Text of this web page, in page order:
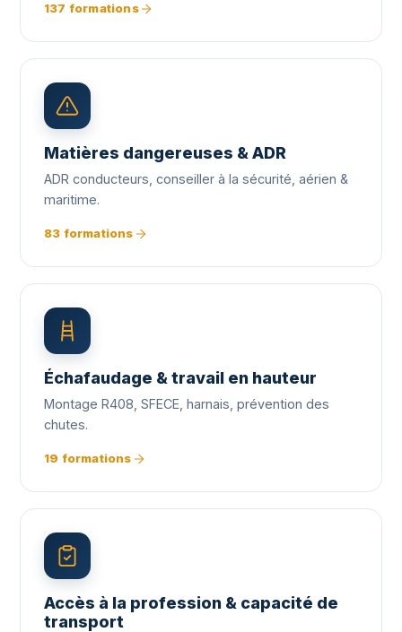
137 formations
Matières dangereuses & ADR
ADR conducteurs, conseiller à la sécurité, aérien &
maritime.
83 formations
Échafaudage & travail en hauteur
Montage R408, SFECE, harnais, prévention des
chutes.
19 formations
Accès à la profession & capacité de
transport